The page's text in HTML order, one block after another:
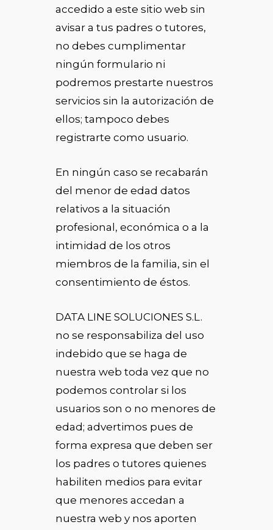
accedido a este sitio web sin
avisar a tus padres o tutores,
no debes cumplimentar
ningún formulario ni
podremos prestarte nuestros
servicios sin la autorización de
ellos; tampoco debes
registrarte como usuario.
En ningún caso se recabarán
del menor de edad datos
relativos a la situación
profesional, económica o a la
intimidad de los otros
miembros de la familia, sin el
consentimiento de éstos.
DATA LINE SOLUCIONES S.L.
no se responsabiliza del uso
indebido que se haga de
nuestra web toda vez que no
podemos controlar si los
usuarios son o no menores de
edad; advertimos pues de
forma expresa que deben ser
los padres o tutores quienes
habiliten medios para evitar
que menores accedan a
nuestra web y nos aporten